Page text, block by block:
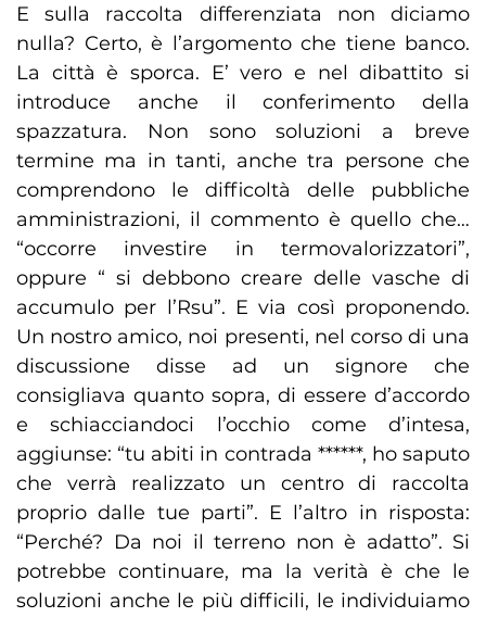
E sulla raccolta differenziata non diciamo
nulla? Certo, è l’argomento che tiene banco.
La città è sporca. E’ vero e nel dibattito si
introduce anche il conferimento della
spazzatura. Non sono soluzioni a breve
termine ma in tanti, anche tra persone che
comprendono le difficoltà delle pubbliche
amministrazioni, il commento è quello che…
“occorre investire in termovalorizzatori”,
oppure “ si debbono creare delle vasche di
accumulo per l’Rsu”. E via così proponendo.
Un nostro amico, noi presenti, nel corso di una
discussione disse ad un signore che
consigliava quanto sopra, di essere d’accordo
e schiacciandoci l’occhio come d’intesa,
aggiunse: “tu abiti in contrada ******, ho saputo
che verrà realizzato un centro di raccolta
proprio dalle tue parti”. E l’altro in risposta:
“Perché? Da noi il terreno non è adatto”. Si
potrebbe continuare, ma la verità è che le
soluzioni anche le più difficili, le individuiamo